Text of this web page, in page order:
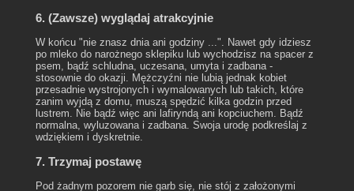
6. (Zawsze) wyglądaj atrakcyjnie
W końcu "nie znasz dnia ani godziny ...". Nawet gdy idziesz
po mleko do narożnego sklepiku lub wychodzisz na spacer z
psem, bądź schludna, uczesana, umyta i zadbana -
stosownie do okazji. Mężczyźni nie lubią jednak kobiet
przesadnie wystrojonych i wymalowanych lub takich, które
zanim wyjdą z domu, muszą spędzić kilka godzin przed
lustrem. Nie bądź więc ani lafiryndą ani kopciuchem. Bądź
normalna, wyluzowana i zadbana. Swoja urodę podkreślaj z
wdziękiem i dyskretnie.
7. Trzymaj postawę
Pod żadnym pozorem nie garb się, nie stój z założonymi